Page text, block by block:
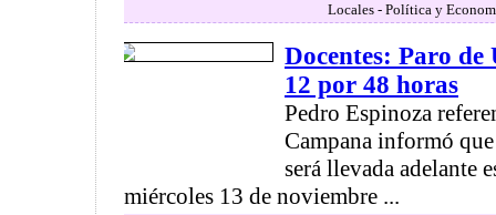
Locales - Política y
Docentes: Paro
12 por 48 horas
Pedro Espinoza
Campana informó
será llevada adelante
miércoles 13 de noviembre ...